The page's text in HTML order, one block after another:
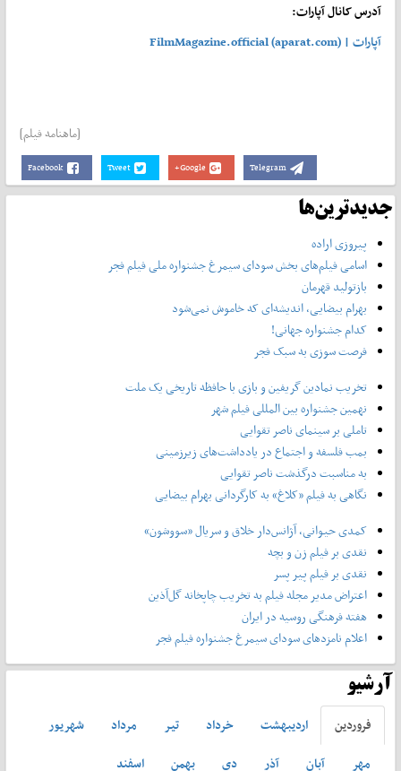
آدرس کانال آپارات:
آپارات | FilmMagazine.official (aparat.com)
[ماهنامه فیلم]
Facebook Tweet Google+ Telegram
جدیدترین‌ها
پیروزی اراده
اسامی فیلم‌های بخش سودای سیمرغ جشنواره‌ ملی فیلم فجر
بازتولید قهرمان
بهرام بیضایی، اندیشه‌ای که خاموش نمی‌شود
کدام جشنواره جهانی!
فرصت سوزی به سبک فجر
تخریب نمادین گریفین و بازی با حافظه تاریخی یک ملت
نهمین جشنواره بین المللی فیلم شهر
تاملی بر سینمای ناصر تقوایی
بمب فلسفه و اجتماع در یادداشت‌های زیرزمینی
به مناسبت درگذشت ناصر تقوایی
نگاهی به فیلم «کلاغ» به کارگردانی بهرام بیضایی
کمدی حیوانی، آژانس‌دار خلاق و سریال «سووشون»
نقدی بر فیلم زن و بچه
نقدی بر فیلم پیر پسر
اعتراض مدیر مجله فیلم به تخریب چاپخانه گل‌آذین
هفته فرهنگی روسیه در ایران
اعلام نامزدهای سودای سیمرغ جشنواره فیلم فجر
آرشیو
فروردين ارديبهشت خرداد تير مرداد
شهريور
مهر
آبان آذر دی بهمن اسفند